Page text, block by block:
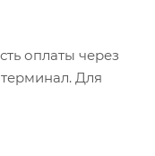
оплаты через
Для